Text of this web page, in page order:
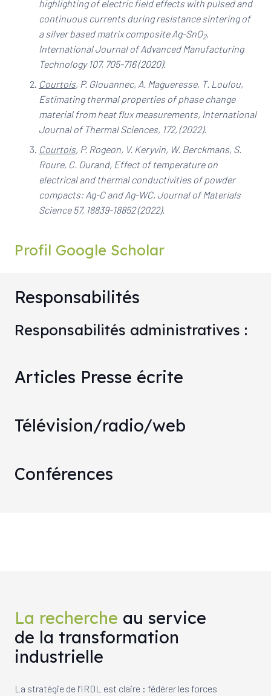
highlighting of electric field effects with pulsed and
continuous currents during resistance sintering of
a silver based matrix composite Ag-SnO2,
International Journal of Advanced Manufacturing
Technology 107, 705-716 (2020).
Courtois, P. Glouannec, A. Magueresse, T. Loulou,
Estimating thermal properties of phase change
material from heat flux measurements, International
Journal of Thermal Sciences, 172, (2022).
Courtois, P. Rogeon, V. Keryvin, W. Berckmans, S.
Roure, C. Durand, Effect of temperature on
electrical and thermal conductivities of powder
compacts: Ag-C and Ag-WC, Journal of Materials
Science 57, 18839-18852 (2022).
Profil Google Scholar
Responsabilités
Responsabilités administratives :
Articles Presse écrite
Télévision/radio/web
Conférences
La recherche au service
de la transformation
industrielle
La stratégie de l’IRDL est claire : fédérer les forces